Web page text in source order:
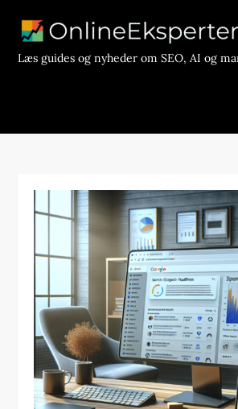
contentLæs guides og nyheder om SEO, AI og